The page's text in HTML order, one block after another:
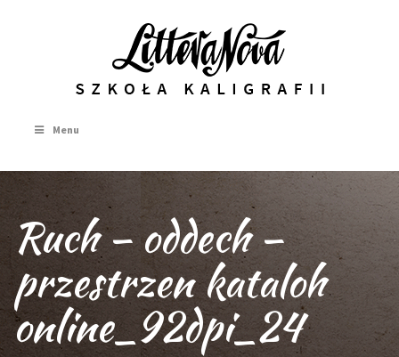
Menu
Ruch – oddech –
przestrzen kataloh
online_92dpi_24